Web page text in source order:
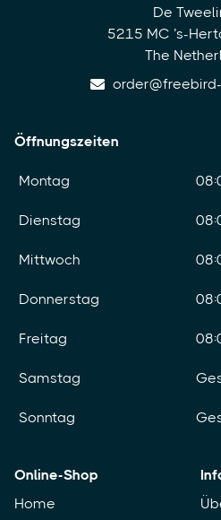
De
5215 MC ’s-
The
Öffnungszeiten
Montag
Dienstag
Mittwoch
Donnerstag
Freitag
Samstag
Sonntag
Online-Shop
Home